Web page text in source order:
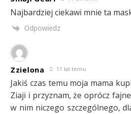
Najbardziej ciekawi mnie ta
Odpowiedz
Zzielona 11 lat temu
Jakiś czas temu moja mama
Ziaji i przyznam, że oprócz
w nim niczego szczególnego,